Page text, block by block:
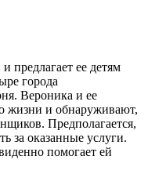
предлагает ее детям
города
Вероника и ее
жизни и обнаруживают,
Предполагается,
за оказанные услуги.
помогает ей